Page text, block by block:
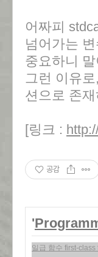
어짜피
넘어가는
중요하니
그런 이유
션으로 존
[링크 :
공감
'
일급 함수 first-class